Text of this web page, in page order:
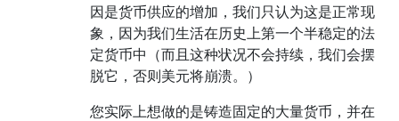
因是货币供应的增加，我们只认为这是正常现
象，因为我们生活在历史上第一个半稳定的法
定货币中（而且这种状况不会持续，我们会摆
脱它，否则美元将崩溃。）
您实际上想做的是铸造固定的大量货币，并在